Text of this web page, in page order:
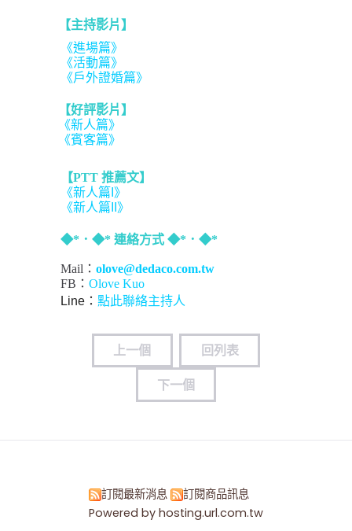
【主持影片】
《進場篇》
《活動篇》
《戶外證婚篇》
【好評影片】
《新人篇》
《賓客篇》
【PTT 推薦文】
《新人篇I》
《新人篇II》
◆*．◆* 連絡方式 ◆*．◆*
Mail： olove@dedaco.com.tw
FB： Olove Kuo
Line： 點此聯絡主持人
上一個
回列表
下一個
訂閱最新消息
訂閱商品訊息
Powered by hosting.url.com.tw